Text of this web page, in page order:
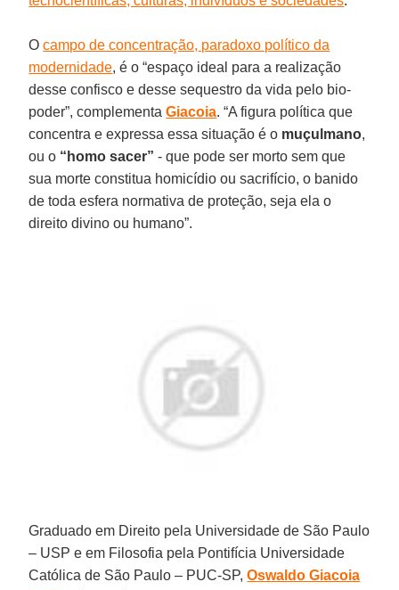
Ocampo de concentração, paradoxo político da
modernidade, é o “espaço ideal para a realização
desse confisco e desse sequestro da vida pelo bio-
poder”, complementaGiacoia. “A figura política que
concentra e expressa essa situação é o muçulmano,
ou o “homo sacer” - que pode ser morto sem que
sua morte constitua homicídio ou sacrifício, o banido
de toda esfera normativa de proteção, seja ela o
direito divino ou humano”.
Graduado em Direito pela Universidade de São Paulo
– USP e em Filosofia pela Pontifícia Universidade
Católica de São Paulo – PUC-SP,Oswaldo Giacoia